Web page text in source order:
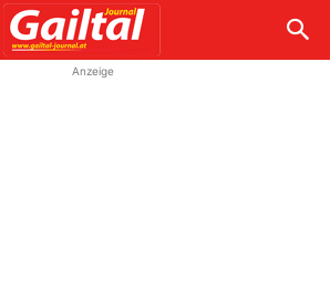
Anzeige